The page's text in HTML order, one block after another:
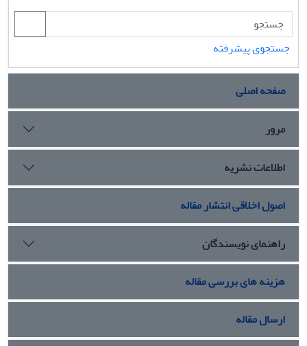
جستجوی پیشرفته
صفحه اصلی
مرور
اطلاعات نشریه
اصول اخلاقی انتشار مقاله
راهنمای نویسندگان
هزینه های بررسی مقاله
ارسال مقاله